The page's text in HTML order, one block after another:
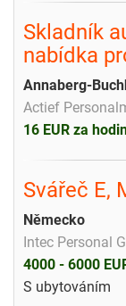
Skladník
nabídka
Annaberg-
Actief
16 EUR za
Svářeč E,
Německo
Intec Personal
4000 - 6000
S ubytováním